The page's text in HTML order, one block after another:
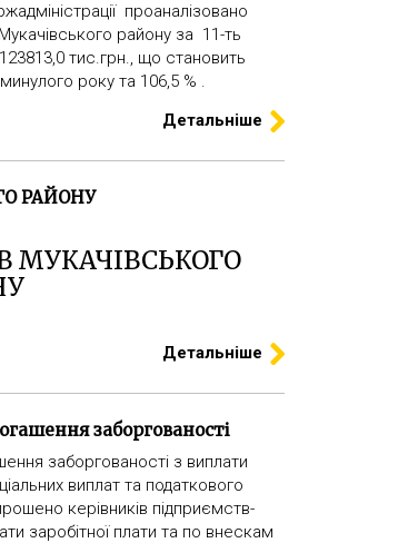
проаналізовано
району за 11-ть
тис.грн., що становить
року та 106,5 % .
Детальніше
РАЙОНУ
МУКАЧІВСЬКОГО
Детальніше
заборгованості
заборгованості з виплати
виплат та податкового
керівників підприємств-
заробітної плати та по внескам